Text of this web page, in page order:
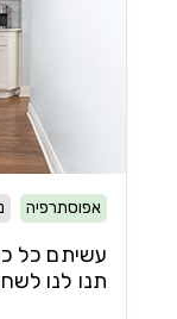
אפוסתרפיה
עשיתם כל
תנו לנו